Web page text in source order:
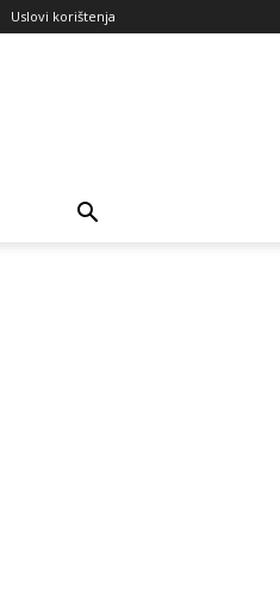
Uslovi korištenja